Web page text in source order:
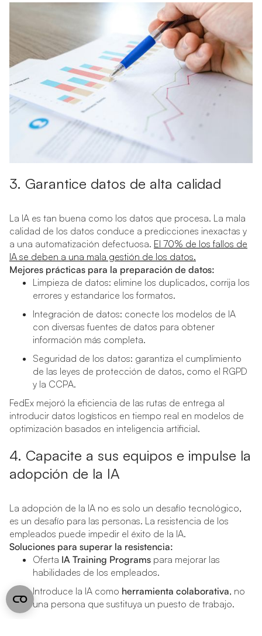
3. Garantice datos de alta calidad
La IA es tan buena como los datos que procesa. La mala
calidad de los datos conduce a predicciones inexactas y
a una automatización defectuosa. El 70% de los fallos de
IA se deben a una mala gestión de los datos.
Mejores prácticas para la preparación de datos:
Limpieza de datos: elimine los duplicados, corrija los
errores y estandarice los formatos.
Integración de datos: conecte los modelos de IA
con diversas fuentes de datos para obtener
información más completa.
Seguridad de los datos: garantiza el cumplimiento
de las leyes de protección de datos, como el RGPD
y la CCPA.
FedEx mejoró la eficiencia de las rutas de entrega al
introducir datos logísticos en tiempo real en modelos de
optimización basados en inteligencia artificial.
4. Capacite a sus equipos e impulse la
adopción de la IA
La adopción de la IA no es solo un desafío tecnológico,
es un desafío para las personas. La resistencia de los
empleados puede impedir el éxito de la IA.
Soluciones para superar la resistencia:
Oferta IA Training Programs para mejorar las
habilidades de los empleados.
Introduce la IA como herramienta colaborativa, no
una persona que sustituya un puesto de trabajo.